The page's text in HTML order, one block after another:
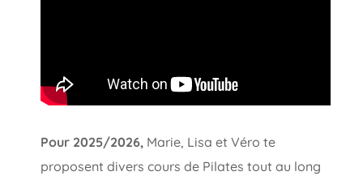
Pour 2025/2026,Marie, Lisa et Véro te
proposent divers cours de Pilates tout au long